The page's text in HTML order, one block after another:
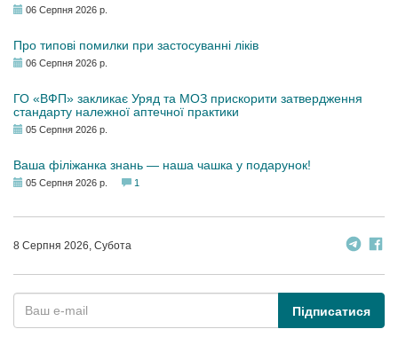
06 Серпня 2026 р.
Про типові помилки при застосуванні ліків
06 Серпня 2026 р.
ГО «ВФП» закликає Уряд та МОЗ прискорити затвердження
стандарту належної аптечної практики
05 Серпня 2026 р.
Ваша філіжанка знань — наша чашка у подарунок!
05 Серпня 2026 р. 1
8 Серпня 2026, Субота
Підписатися